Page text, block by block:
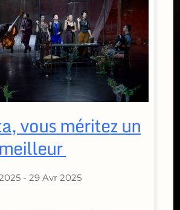
vous méritez un
- 29 Avr 2025